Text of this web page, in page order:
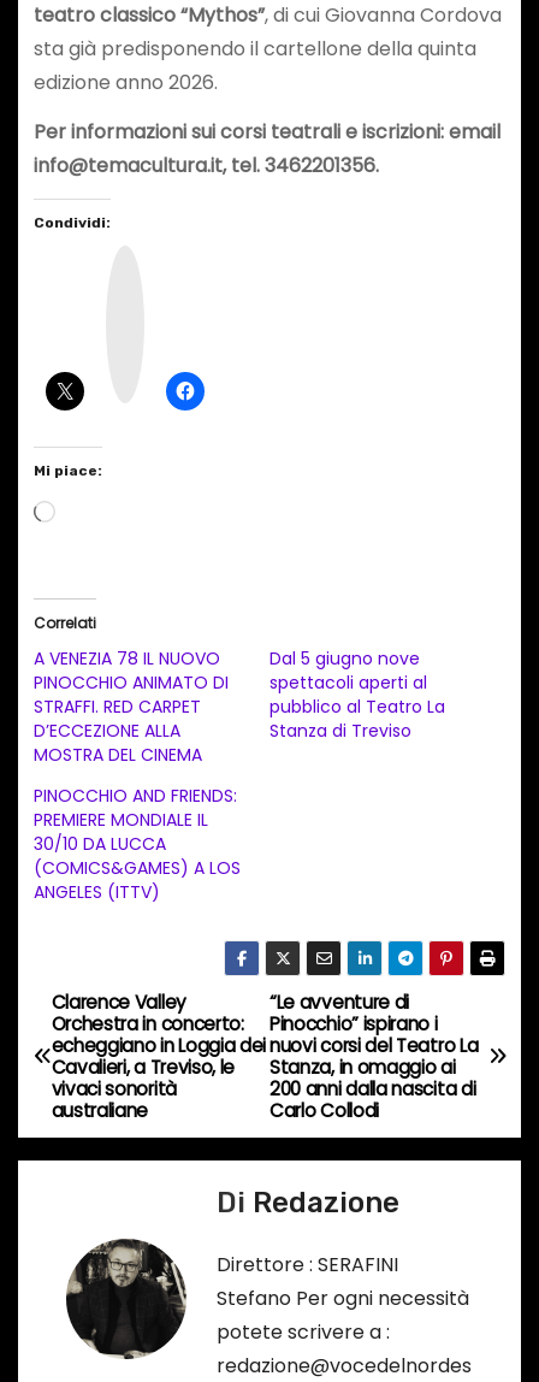
teatro classico “Mythos”, di cui Giovanna Cordova
sta già predisponendo il cartellone della quinta
edizione anno 2026.
Per informazioni sui corsi teatrali e iscrizioni: email
info@temacultura.it, tel. 3462201356.
Condividi:
Mi piace:
C
a
m
e
t
o
i
r
s
o
…
Correlati
A VENEZIA 78 IL NUOVO
PINOCCHIO ANIMATO DI
STRAFFI. RED CARPET
D’ECCEZIONE ALLA
MOSTRA DEL CINEMA
Dal 5 giugno nove
spettacoli aperti al
pubblico al Teatro La
Stanza di Treviso
PINOCCHIO AND FRIENDS:
PREMIERE MONDIALE IL
30/10 DA LUCCA
(COMICS&GAMES) A LOS
ANGELES (ITTV)
N
a
v
i
“Le avventure di
Pinocchio” ispirano i
nuovi corsi del Teatro La
Stanza, in omaggio ai
200 anni dalla nascita di
Carlo Collodi
Clarence Valley
Orchestra in concerto:
echeggiano in Loggia dei
Cavalieri, a Treviso, le
vivaci sonorità
australiane
Di Redazione
Direttore : SERAFINI
Stefano Per ogni necessità
potete scrivere a :
redazione@vocedelnordes